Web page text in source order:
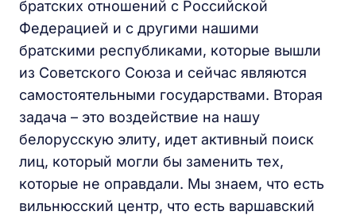
братских отношений с Российской
Федерацией и с другими нашими
братскими республиками, которые вышли
из Советского Союза и сейчас являются
самостоятельными государствами. Вторая
задача – это воздействие на нашу
белорусскую элиту, идет активный поиск
лиц, который могли бы заменить тех,
которые не оправдали. Мы знаем, что есть
вильнюсский центр, что есть варшавский